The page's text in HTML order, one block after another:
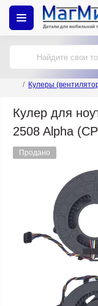
Кулеры
Кулер для
2508 Alpha
Продано